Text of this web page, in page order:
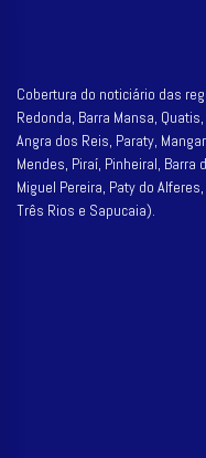
Cobertura do noticiário das
Redonda, Barra Mansa,
Angra dos Reis, Paraty,
Mendes, Piraí, Pinheiral, Barra
Miguel Pereira, Paty do
Três Rios e Sapucaia).